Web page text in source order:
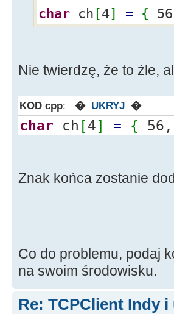
char ch [4] = {
Nie twierdzę, że to źle,
KOD cpp: � UKRYJ �
char ch [4] = {
Znak końca zostanie
Co do problemu, podaj
na swoim środowisku.
Re: TCPClient Indy